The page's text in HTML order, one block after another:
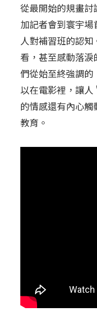
從最開始的規畫
加記者會到寰宇
人對補習班的認
看，甚至感動落
們從始至終強調
以在電影裡，讓人
的情感還有內心
教育。